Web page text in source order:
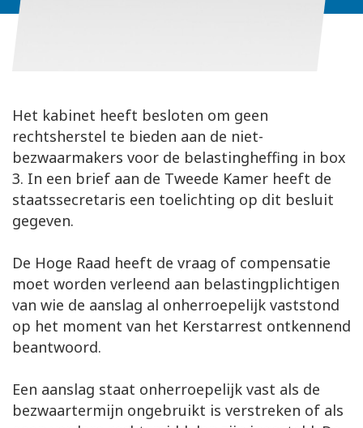
Het kabinet heeft besloten om geen
rechtsherstel te bieden aan de niet-
bezwaarmakers voor de belastingheffing in box
3. In een brief aan de Tweede Kamer heeft de
staatssecretaris een toelichting op dit besluit
gegeven.
De Hoge Raad heeft de vraag of compensatie
moet worden verleend aan belastingplichtigen
van wie de aanslag al onherroepelijk vaststond
op het moment van het Kerstarrest ontkennend
beantwoord.
Een aanslag staat onherroepelijk vast als de
bezwaartermijn ongebruikt is verstreken of als